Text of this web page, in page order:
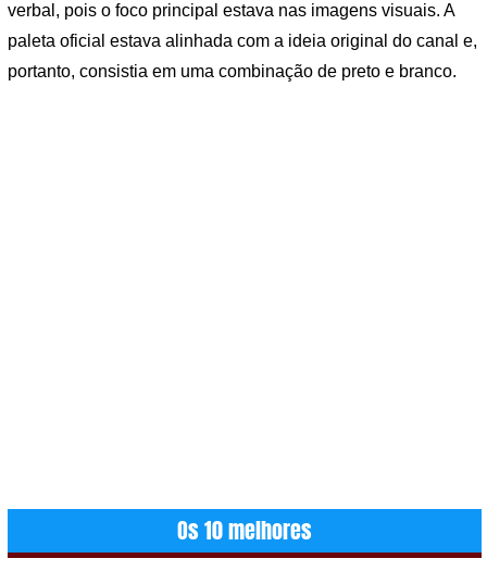
verbal, pois o foco principal estava nas imagens visuais. A
paleta oficial estava alinhada com a ideia original do canal e,
portanto, consistia em uma combinação de preto e branco.
Os 10 melhores